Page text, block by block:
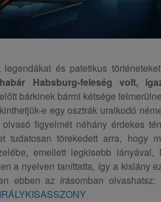
legendákat és patetikus
Habsburg-feleség volt,
bárkinek bármi kétsége
e egy osztrák uralkodó
figyelmét néhány érdekes
tudatosan törekedett arra, hogy
emellett legkisebb
a nyelven taníttatta, így a kislány
ebben az írásomban olvashatsz: